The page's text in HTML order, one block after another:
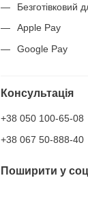
Безготівковий
Apple Pay
Google Pay
Консультація
+38 050 100-65-08
+38 067 50-888-40
Поширити у